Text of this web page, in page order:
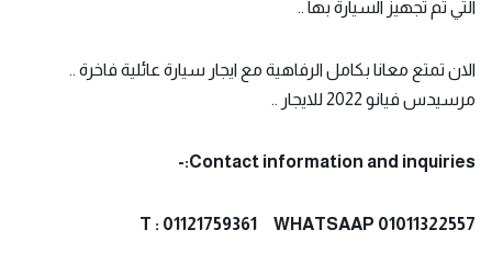
التي تم تجهيز السيارة بها ..
الان تمتع معانا بكامل الرفاهية مع ايجار سيارة عائلية فاخرة ..
مرسيدس فيانو 2022 للايجار ..
Contact information and inquiries:-
T : 01121759361 WHATSAAP 01011322557